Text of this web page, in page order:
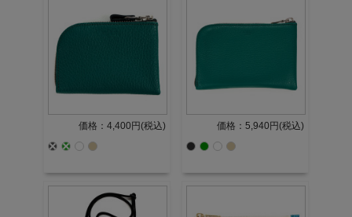
価格：4,400円(税込) 価格：5,940円(税込)